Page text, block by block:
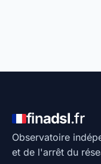
finadsl.fr
Observatoire
et de l'arrêt du